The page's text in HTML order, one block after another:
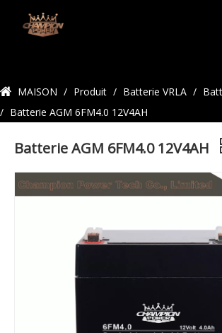
MAISON / Produit / Batterie VRLA /
/ Batterie AGM 6FM4.0 12V4AH
Batterie AGM 6FM4.0 12V4AH